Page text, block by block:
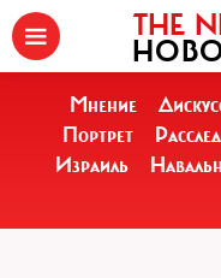
THE
Мнение
Портрет
Израиль